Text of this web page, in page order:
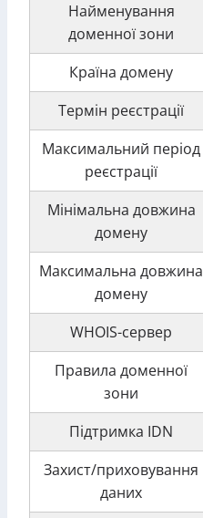
Найменування
доменної зони
Країна домену
Термін реєстрації
Максимальний період
реєстрації
Мінімальна довжина
домену
Максимальна довжина
домену
WHOIS-сервер
Правила доменної
зони
Підтримка IDN
Захист/приховування
даних